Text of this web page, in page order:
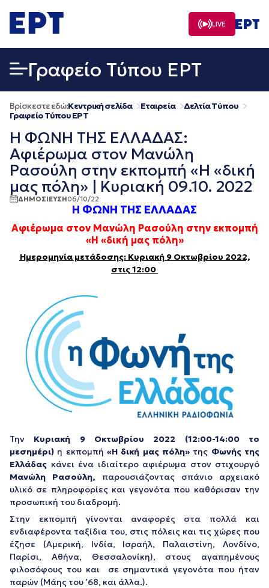
σε
περιεχόμενο
LIVE
Γραφείο Τύπου ΕΡΤ
Βρίσκεστε εδώ:Κεντρική σελίδα Εταιρεία
Δελτία Τύπου
Γραφείο Τύπου ΕΡΤ
Η ΦΩΝΗ ΤΗΣ ΕΛΛΑΔΑΣ:
Αφιέρωμα στον Μανώλη
Ρασούλη στην εκπομπή «Η «δική
μας πόλη» | Κυριακή 09.10. 2022
ΔΗΜΟΣΙΕΥΣΗ06/10/22
Η ΦΩΝΗ ΤΗΣ ΕΛΛΑΔΑΣ
Αφιέρωμα στον Μανώλη Ρασούλη στην εκπομπή
«Η «δική μας πόλη»
Ημερομηνία μετάδοσης: Κυριακή 9 Οκτωβρίου 2022,
στις 12:00
Την Κυριακή 9 Οκτωβρίου 2022 (12:00-14:00 το
μεσημέρι) η εκπομπή «Η δική μας πόλη» της Φωνής της
Ελλάδας κάνει ένα ιδιαίτερο αφιέρωμα στον στιχουργό
Μανώλη Ρασούλη, παρουσιάζοντας σπάνιο αρχειακό
υλικό σε πληροφορίες και γεγονότα που καθόρισαν την
προσωπική του διαδρομή.
Στην εκπομπή γίνονται αναφορές στα πολλά και
ενδιαφέροντα ταξίδια του, στις πόλεις και τις χώρες που
έζησε (Αμερική, Ινδία, Ισραήλ, Παλαιστίνη, Λονδίνο,
Παρίσι, Αθήνα, Θεσσαλονίκη), στους αγαπημένους
φιλοσόφους του και σε σημαντικά γεγονότα που ήταν
παρών (Μάης του ’68, και άλλα.).